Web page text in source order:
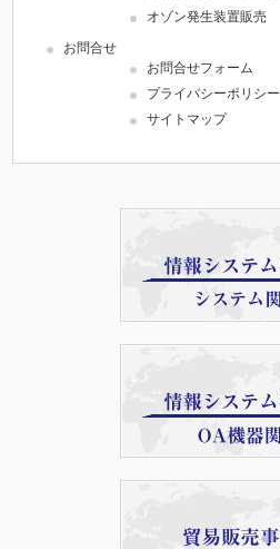
オゾン発生装置販売
お問合せ
お問合せフォーム
プライバシーポリシー
サイトマップ